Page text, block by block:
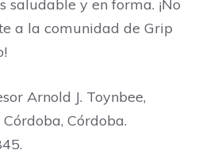
saludable y en forma. ¡No
a la comunidad de Grip
Arnold J. Toynbee,
Córdoba.